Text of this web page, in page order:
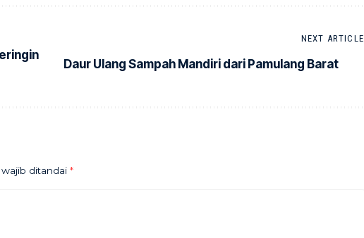
NEXT ARTICLE
Daur Ulang Sampah Mandiri dari Pamulang Barat
wajib ditandai *